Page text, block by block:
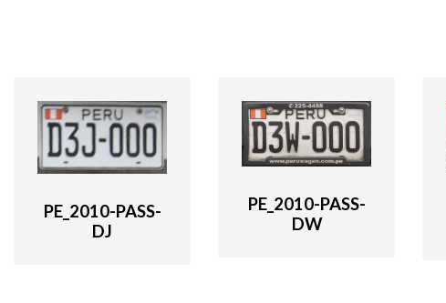
PE_2010-PASS-
DJ
PE_2010-PASS-
DW